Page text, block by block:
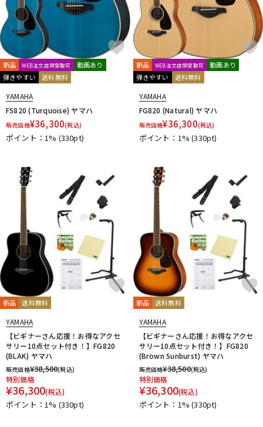
新品 WEB注文店頭受取可
動画あり
弾きやすい
送料無料
YAMAHA
FS820 (Turquoise) ヤマハ
販売価格¥36,300(税込)
ポイント：1% (330pt)
新品 WEB注文店頭受取可
動画あり
弾きやすい
送料無料
YAMAHA
FG820 (Natural) ヤマハ
販売価格¥36,300(税込)
ポイント：1%(330pt)
新品 送料無料
YAMAHA
【ビギナーさん応援！お得なアクセ
サリー10点セット付き！】FG820
(BLAK) ヤマハ
販売価格¥38,500(税込)
特別価格
¥36,300(税込)
ポイント：1% (330pt)
新品 送料無料
YAMAHA
【ビギナーさん応援！お得なアクセ
サリー10点セット付き！】FG820
(Brown Sunburst) ヤマハ
販売価格¥38,500(税込)
特別価格
¥36,300(税込)
ポイント：1%(330pt)